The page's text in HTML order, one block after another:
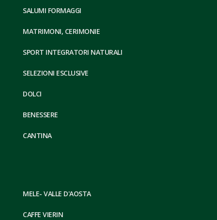
SALUMI FORMAGGI
MATRIMONI, CERIMONIE
SPORT INTEGRATORI NATURALI
SELEZIONI ESCLUSIVE
DOLCI
BENESSERE
CANTINA
MELE- VALLE D'AOSTA
CAFFE VIERIN